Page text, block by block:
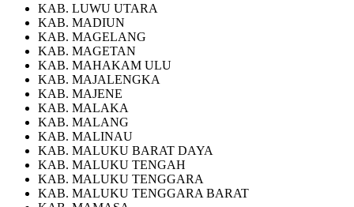
KAB. LUWU UTARA
KAB. MADIUN
KAB. MAGELANG
KAB. MAGETAN
KAB. MAHAKAM ULU
KAB. MAJALENGKA
KAB. MAJENE
KAB. MALAKA
KAB. MALANG
KAB. MALINAU
KAB. MALUKU BARAT DAYA
KAB. MALUKU TENGAH
KAB. MALUKU TENGGARA
KAB. MALUKU TENGGARA BARAT